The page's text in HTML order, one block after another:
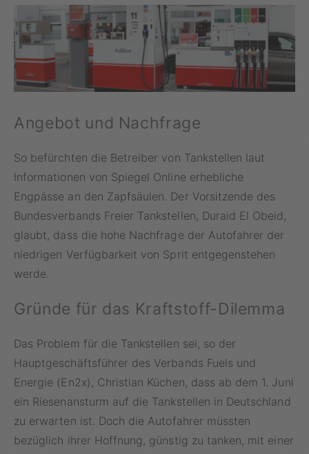
Angebot und Nachfrage
So befürchten die Betreiber von Tankstellen laut
Informationen von Spiegel Online erhebliche
Engpässe an den Zapfsäulen. Der Vorsitzende des
Bundesverbands Freier Tankstellen, Duraid El Obeid,
glaubt, dass die hohe Nachfrage der Autofahrer der
niedrigen Verfügbarkeit von Sprit entgegenstehen
werde.
Gründe für das Kraftstoff-Dilemma
Das Problem für die Tankstellen sei, so der
Hauptgeschäftsführer des Verbands Fuels und
Energie (En2x), Christian Küchen, dass ab dem 1. Juni
ein Riesenansturm auf die Tankstellen in Deutschland
zu erwarten ist. Doch die Autofahrer müssten
bezüglich ihrer Hoffnung, günstig zu tanken, mit einer